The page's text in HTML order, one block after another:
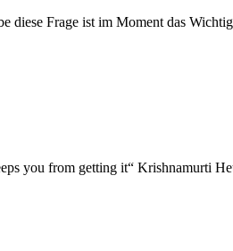
diese Frage ist im Moment das
you from getting it“ Krishnamurti